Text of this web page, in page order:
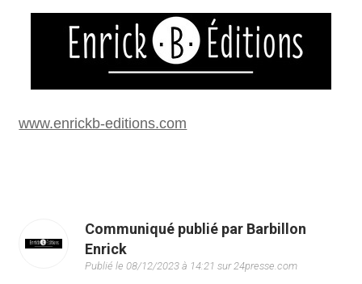
www.enrickb-editions.com
Communiqué publié par Barbillon
Enrick
Publié le 08/12/2023 à 14:21 sur 24presse.com